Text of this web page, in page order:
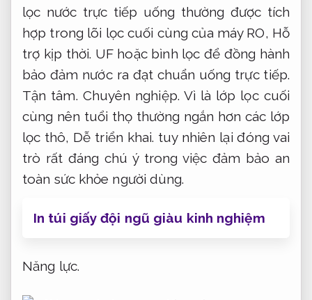
lọc nước trực tiếp uống thường được tích
hợp trong lõi lọc cuối cùng của máy RO, Hỗ
trợ kịp thời. UF hoặc bình lọc để đồng hành
bảo đảm nước ra đạt chuẩn uống trực tiếp.
Tận tâm. Chuyên nghiệp. Vì là lớp lọc cuối
cùng nên tuổi thọ thường ngắn hơn các lớp
lọc thô, Dễ triển khai. tuy nhiên lại đóng vai
trò rất đáng chú ý trong việc đảm bảo an
toàn sức khỏe người dùng.
In túi giấy đội ngũ giàu kinh nghiệm
Năng lực.